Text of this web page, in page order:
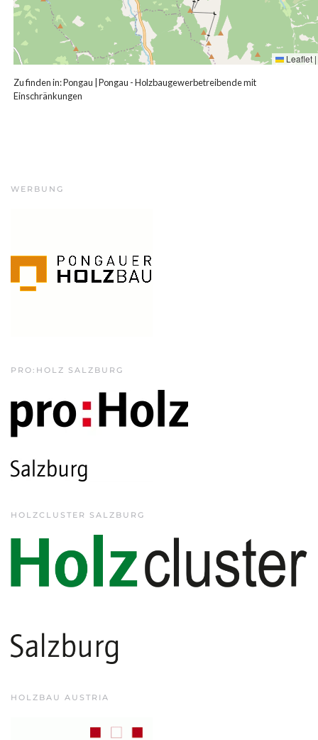
Leaflet |
Zu finden in:Pongau Pongau - Holzbaugewerbetreibende mit
Einschränkungen
WERBUNG
PRO:HOLZ SALZBURG
HOLZCLUSTER SALZBURG
HOLZBAU AUSTRIA